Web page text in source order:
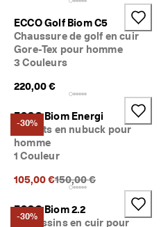
ECCO Golf Biom C5
Chaussure de golf en cuir
Gore-Tex pour homme
3 Couleurs
220,00 €
-30%
ECCO Biom Energi
Baskets en nubuck pour
homme
1 Couleur
105,00 €Prix précédent {{price}}:
150,00 €
-30%
ECCO Biom 2.2
Mocassins en cuir pour